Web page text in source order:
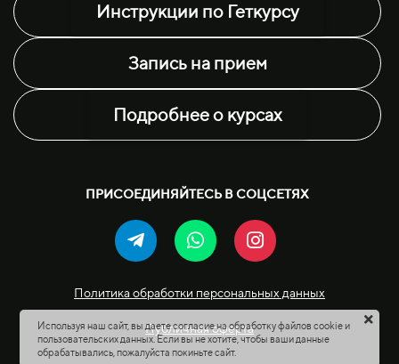
Инструкции по Геткурсу
Запись на прием
Подробнее о курсах
ПРИСОЕДИНЯЙТЕСЬ В СОЦСЕТЯХ
Политика обработки персональных данных
Публичная оферта
Используя наш сайт, вы даете согласие на обработку файлов cookie и
пользовательских данных. Если вы не хотите, чтобы ваши данные
обрабатывались, пожалуйста покиньте сайт.